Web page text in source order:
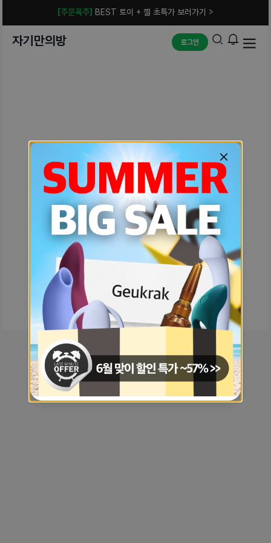
[주문폭주] BEST 토이 + 젤 초특가 보러가기 >
자기만의방 로그인
예상치 못한 에러입니다.